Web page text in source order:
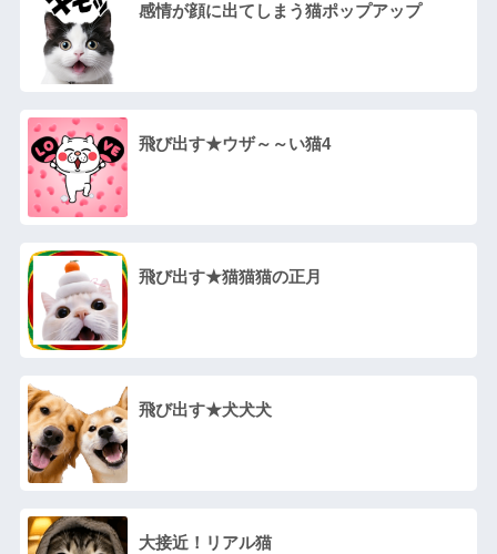
感情が顔に出てしまう猫ポップアップ
飛び出す★ウザ～～い猫4
飛び出す★猫猫猫の正月
飛び出す★犬犬犬
大接近！リアル猫